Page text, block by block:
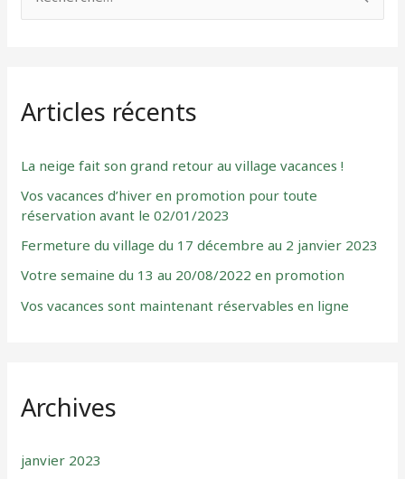
e
c
h
e
r
:
Articles récents
La neige fait son grand retour au village vacances !
Vos vacances d’hiver en promotion pour toute
réservation avant le 02/01/2023
Fermeture du village du 17 décembre au 2 janvier 2023
Votre semaine du 13 au 20/08/2022 en promotion
Vos vacances sont maintenant réservables en ligne
Archives
janvier 2023